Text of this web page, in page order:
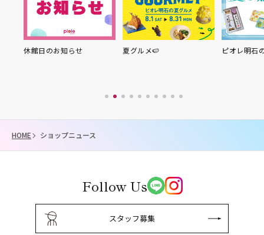
休館日のお知らせ 夏グルメ🍉 ピオレ明石
HOME ショップニュース
Follow Us
スタッフ募集